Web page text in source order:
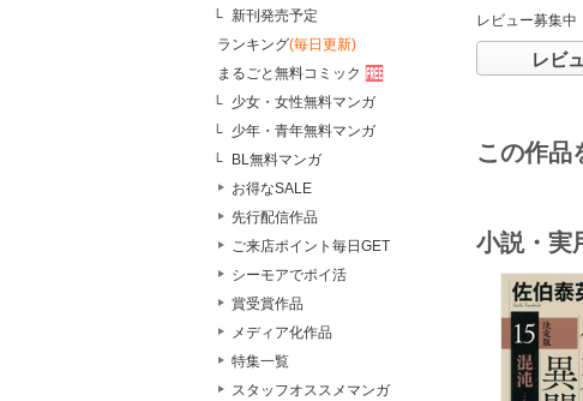
新刊発売予定
ランキング(毎日更新)
まるごと無料コミック
少女・女性無料マンガ
少年・青年無料マンガ
BL無料マンガ
お得なSALE
先行配信作品
ご来店ポイント毎日GET
シーモアでポイ活
賞受賞作品
メディア化作品
特集一覧
スタッフオススメマンガ
レビュー募集中
レビ
この作品
小説・実
o
s